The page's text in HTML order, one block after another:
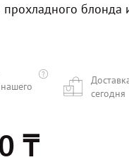
блонда
сегодня
₸